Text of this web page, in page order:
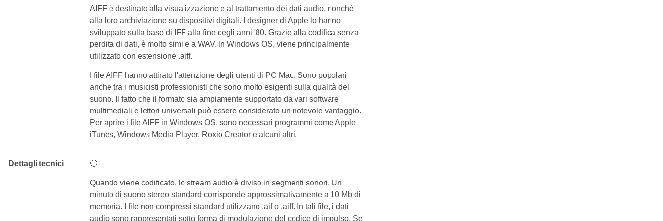
AIFF è destinato alla visualizzazione e al trattamento dei dati audio, nonché
alla loro archiviazione su dispositivi digitali. I designer di Apple lo hanno
sviluppato sulla base di IFF alla fine degli anni '80. Grazie alla codifica senza
perdita di dati, è molto simile a WAV. In Windows OS, viene principalmente
utilizzato con estensione .aiff.
I file AIFF hanno attirato l'attenzione degli utenti di PC Mac. Sono popolari
anche tra i musicisti professionisti che sono molto esigenti sulla qualità del
suono. Il fatto che il formato sia ampiamente supportato da vari software
multimediali e lettori universali può essere considerato un notevole vantaggio.
Per aprire i file AIFF in Windows OS, sono necessari programmi come Apple
iTunes, Windows Media Player, Roxio Creator e alcuni altri.
Dettagli tecnici 🔵
Quando viene codificato, lo stream audio è diviso in segmenti sonori. Un
minuto di suono stereo standard corrisponde approssimativamente a 10 Mb di
memoria. I file non compressi standard utilizzano .aif o .aiff. In tali file, i dati
audio sono rappresentati sotto forma di modulazione del codice di impulso. Se